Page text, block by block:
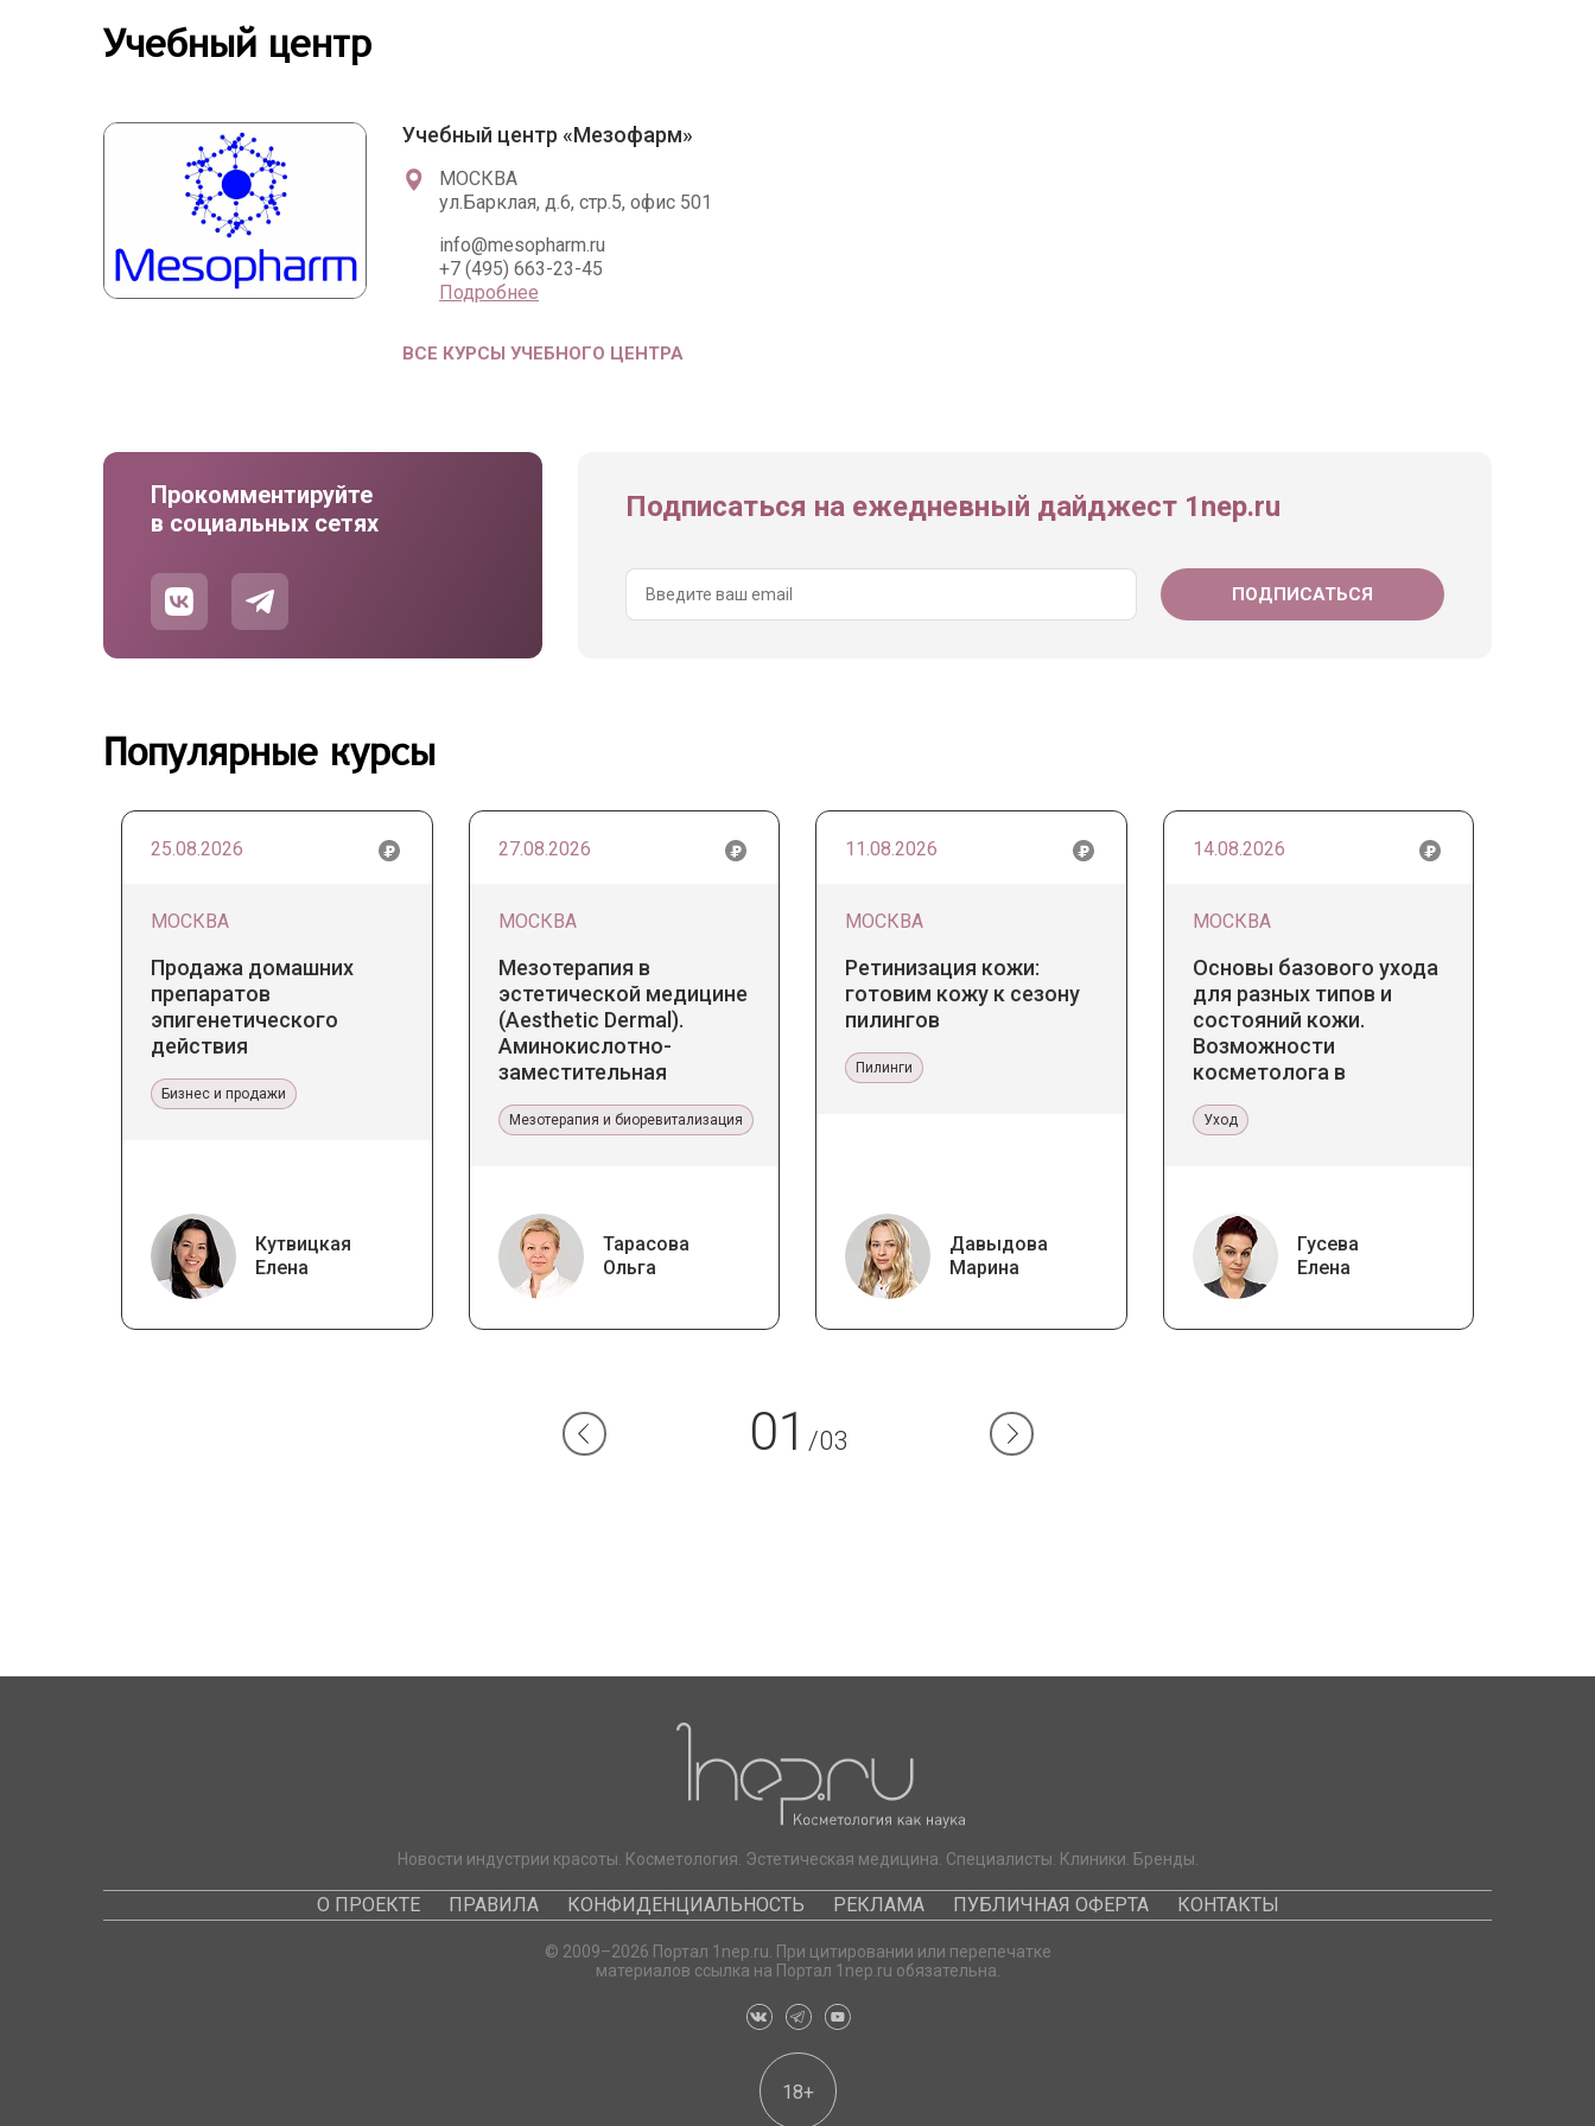
Учебный центр
Учебный центр «Мезофарм»
МОСКВА
ул.Барклая, д.6, стр.5, офис 501
info@mesopharm.ru
+7 (495) 663-23-45
Подробнее
ВСЕ КУРСЫ УЧЕБНОГО ЦЕНТРА
Прокомментируйте
в социальных сетях
Подписаться на ежедневный дайджест 1nep.ru
Популярные курсы
25.08.2026
МОСКВА
Продажа домашних
препаратов
эпигенетического
действия
Бизнес и продажи
Кутвицкая
Елена
27.08.2026
МОСКВА
Мезотерапия в
эстетической медицине
(Aesthetic Dermal).
Аминокислотно-
заместительная
Мезотерапия и биоревитализация
Тарасова
Ольга
11.08.2026
МОСКВА
Ретинизация кожи:
готовим кожу к сезону
пилингов
Пилинги
Давыдова
Марина
14.08.2026
МОСКВА
Основы базового ухода
для разных типов и
состояний кожи.
Возможности
косметолога в
Уход
Гусева
Елена
01 /03
Новости индустрии красоты. Косметология. Эстетическая медицина. Специалисты. Клиники. Бренды.
О ПРОЕКТЕ ПРАВИЛА КОНФИДЕНЦИАЛЬНОСТЬ РЕКЛАМА ПУБЛИЧНАЯ ОФЕРТА КОНТАКТЫ
© 2009–2026 Портал 1nep.ru. При цитировании или перепечатке
материалов ссылка на Портал 1nep.ru обязательна.
18+